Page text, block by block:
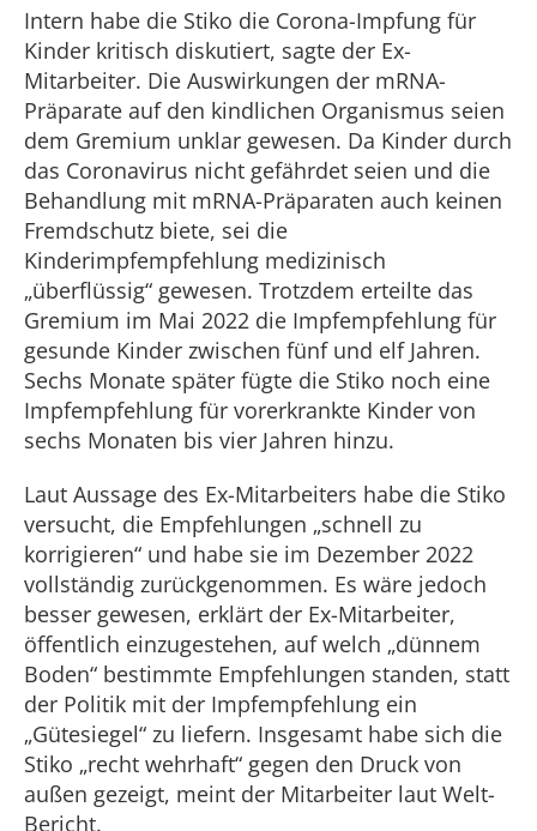
Intern habe die Stiko die Corona-Impfung für
Kinder kritisch diskutiert, sagte der Ex-
Mitarbeiter. Die Auswirkungen der mRNA-
Präparate auf den kindlichen Organismus seien
dem Gremium unklar gewesen. Da Kinder durch
das Coronavirus nicht gefährdet seien und die
Behandlung mit mRNA-Präparaten auch keinen
Fremdschutz biete, sei die
Kinderimpfempfehlung medizinisch
„überflüssig“ gewesen. Trotzdem erteilte das
Gremium im Mai 2022 die Impfempfehlung für
gesunde Kinder zwischen fünf und elf Jahren.
Sechs Monate später fügte die Stiko noch eine
Impfempfehlung für vorerkrankte Kinder von
sechs Monaten bis vier Jahren hinzu.
Laut Aussage des Ex-Mitarbeiters habe die Stiko
versucht, die Empfehlungen „schnell zu
korrigieren“ und habe sie im Dezember 2022
vollständig zurückgenommen. Es wäre jedoch
besser gewesen, erklärt der Ex-Mitarbeiter,
öffentlich einzugestehen, auf welch „dünnem
Boden“ bestimmte Empfehlungen standen, statt
der Politik mit der Impfempfehlung ein
„Gütesiegel“ zu liefern. Insgesamt habe sich die
Stiko „recht wehrhaft“ gegen den Druck von
außen gezeigt, meint der Mitarbeiter laut Welt-
Bericht.